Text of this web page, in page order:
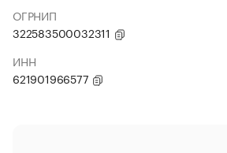
ОГРНИП
322583500032311
ИНН
621901966577